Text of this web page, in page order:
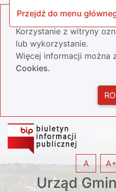
Przejdź do menu
Nasza strona
Korzystanie z witryny
lub wykorzystanie.
Więcej informacji można
Cookies.
Urząd
A